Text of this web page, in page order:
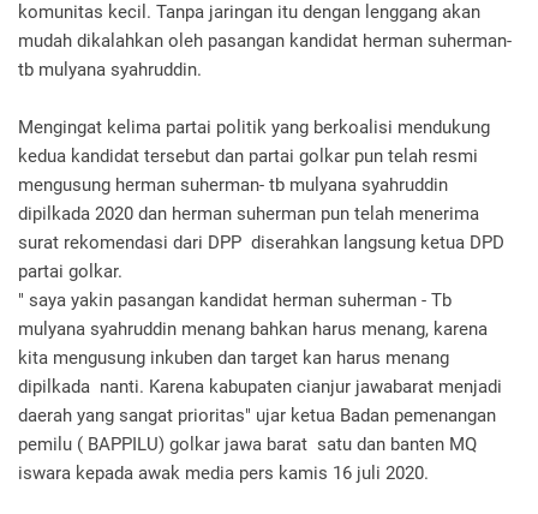
komunitas kecil. Tanpa jaringan itu dengan lenggang akan
mudah dikalahkan oleh pasangan kandidat herman suherman-
tb mulyana syahruddin.
Mengingat kelima partai politik yang berkoalisi mendukung
kedua kandidat tersebut dan partai golkar pun telah resmi
mengusung herman suherman- tb mulyana syahruddin
dipilkada 2020 dan herman suherman pun telah menerima
surat rekomendasi dari DPP diserahkan langsung ketua DPD
partai golkar.
" saya yakin pasangan kandidat herman suherman - Tb
mulyana syahruddin menang bahkan harus menang, karena
kita mengusung inkuben dan target kan harus menang
dipilkada nanti. Karena kabupaten cianjur jawabarat menjadi
daerah yang sangat prioritas" ujar ketua Badan pemenangan
pemilu ( BAPPILU) golkar jawa barat satu dan banten MQ
iswara kepada awak media pers kamis 16 juli 2020.